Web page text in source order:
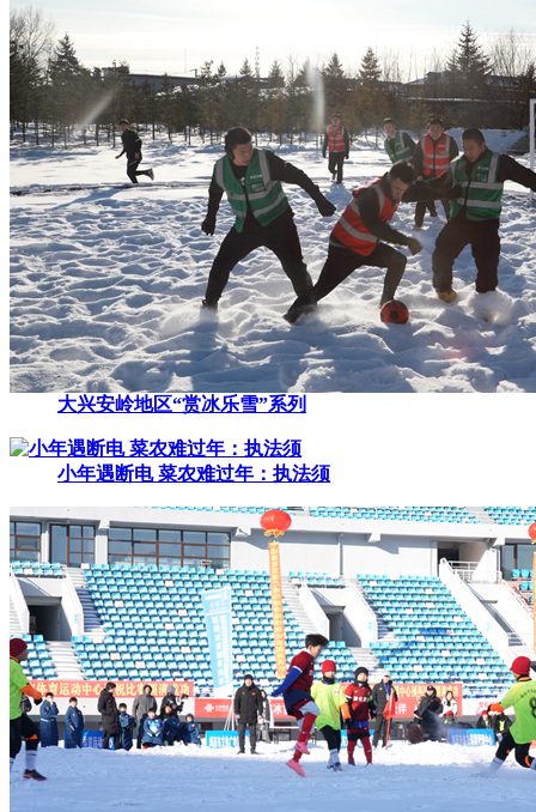
大兴安岭地区“赏冰乐雪”系列
小年遇断电 菜农难过年：执法须